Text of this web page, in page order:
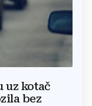
uz kotač
bez